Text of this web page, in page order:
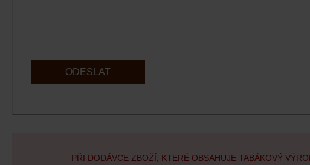
ODESLAT
PŘI DODÁVCE ZBOŽÍ, KTERÉ OBSAHUJE TABÁKOVÝ